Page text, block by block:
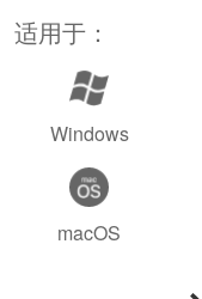
适用于：
Windows
macOS